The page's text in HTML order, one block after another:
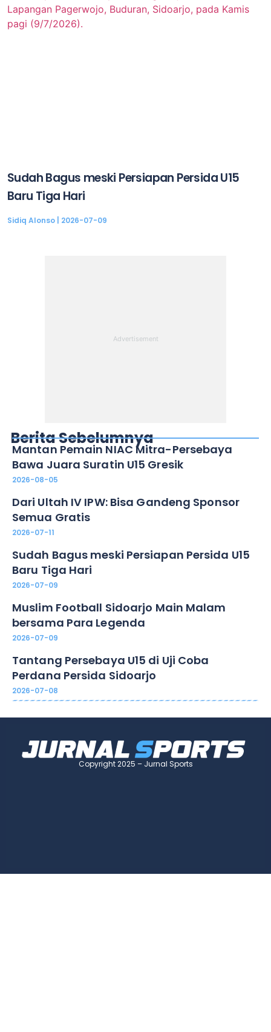
Sudah Bagus meski Persiapan Persida U15
Baru Tiga Hari
Sidiq Alonso 2026-07-09
Berita Sebelumnya
Mantan Pemain NIAC Mitra-Persebaya
Bawa Juara Suratin U15 Gresik
2026-08-05
Dari Ultah IV IPW: Bisa Gandeng Sponsor
Semua Gratis
2026-07-11
Sudah Bagus meski Persiapan Persida U15
Baru Tiga Hari
2026-07-09
Muslim Football Sidoarjo Main Malam
bersama Para Legenda
2026-07-09
Tantang Persebaya U15 di Uji Coba
Perdana Persida Sidoarjo
2026-07-08
Copyright 2025 – Jurnal Sports